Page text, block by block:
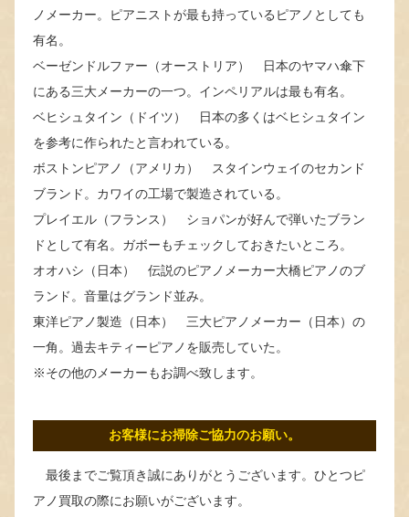
ノメーカー。ピアニストが最も持っているピアノとしても
有名。
ベーゼンドルファー（オーストリア） 日本のヤマハ傘下
にある三大メーカーの一つ。インペリアルは最も有名。
ベヒシュタイン（ドイツ） 日本の多くはベヒシュタイン
を参考に作られたと言われている。
ボストンピアノ（アメリカ） スタインウェイのセカンド
ブランド。カワイの工場で製造されている。
プレイエル（フランス） ショパンが好んで弾いたブラン
ドとして有名。ガボーもチェックしておきたいところ。
オオハシ（日本） 伝説のピアノメーカー大橋ピアノのブ
ランド。音量はグランド並み。
東洋ピアノ製造（日本） 三大ピアノメーカー（日本）の
一角。過去キティーピアノを販売していた。
※その他のメーカーもお調べ致します。
お客様にお掃除ご協力のお願い。
最後までご覧頂き誠にありがとうございます。ひとつピ
アノ買取の際にお願いがございます。